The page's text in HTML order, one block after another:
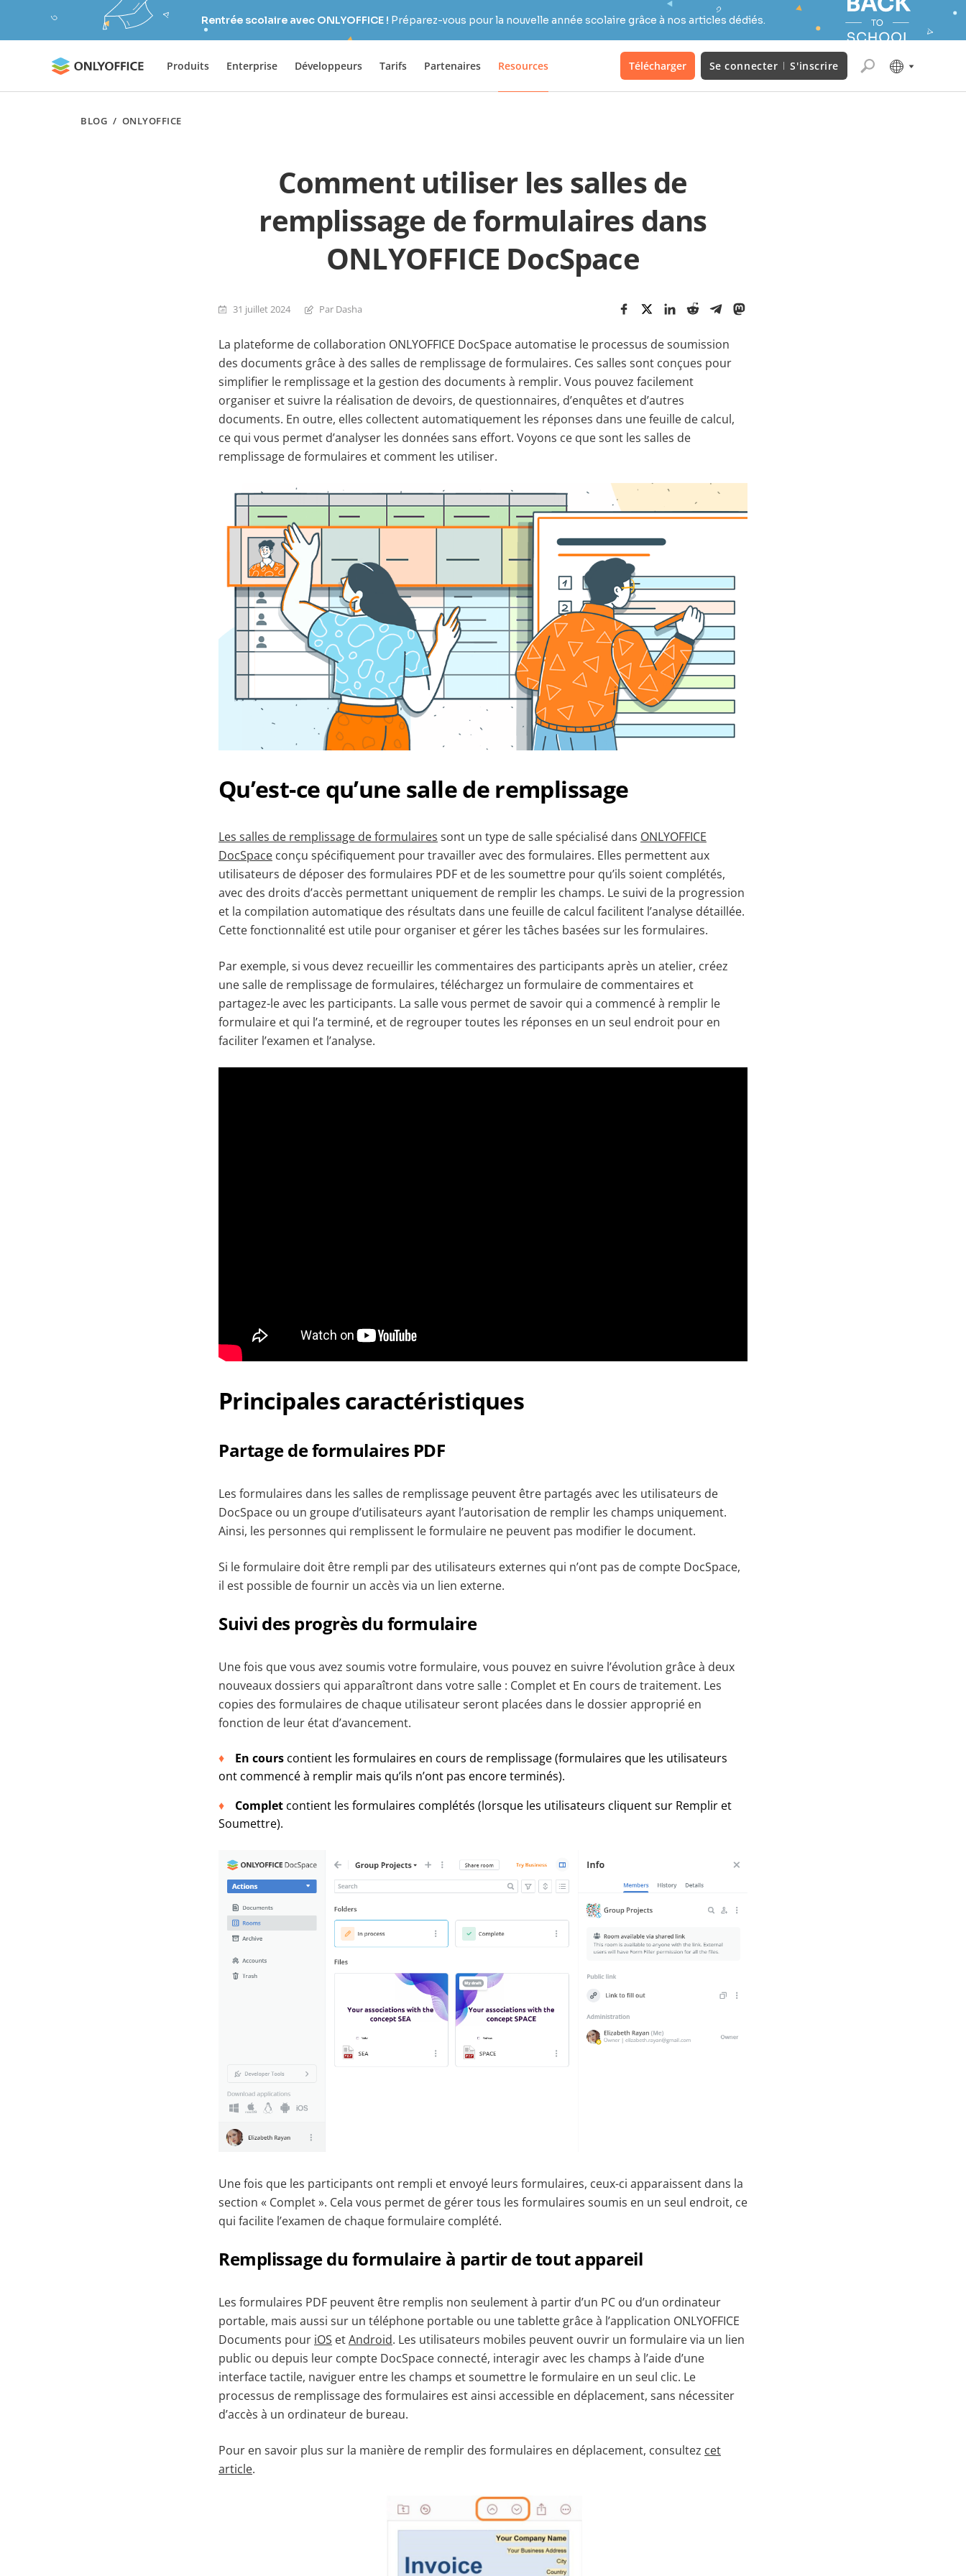
Rentrée scolaire avec ONLYOFFICE ! Préparez-vous pour la nouvelle année scolaire grâce à nos articles dédiés.
Produits Enterprise Développeurs Tarifs Partenaires Resources Télécharger Se connecter S'inscrire
BLOG / ONLYOFFICE
Comment utiliser les salles de
remplissage de formulaires dans
ONLYOFFICE DocSpace
31 juillet 2024 Par Dasha
La plateforme de collaboration ONLYOFFICE DocSpace automatise le processus de soumission
des documents grâce à des salles de remplissage de formulaires. Ces salles sont conçues pour
simplifier le remplissage et la gestion des documents à remplir. Vous pouvez facilement
organiser et suivre la réalisation de devoirs, de questionnaires, d’enquêtes et d’autres
documents. En outre, elles collectent automatiquement les réponses dans une feuille de calcul,
ce qui vous permet d’analyser les données sans effort. Voyons ce que sont les salles de
remplissage de formulaires et comment les utiliser.
Qu’est-ce qu’une salle de remplissage
Les salles de remplissage de formulaires sont un type de salle spécialisé dans ONLYOFFICE
DocSpace conçu spécifiquement pour travailler avec des formulaires. Elles permettent aux
utilisateurs de déposer des formulaires PDF et de les soumettre pour qu’ils soient complétés,
avec des droits d’accès permettant uniquement de remplir les champs. Le suivi de la progression
et la compilation automatique des résultats dans une feuille de calcul facilitent l’analyse détaillée.
Cette fonctionnalité est utile pour organiser et gérer les tâches basées sur les formulaires.
Par exemple, si vous devez recueillir les commentaires des participants après un atelier, créez
une salle de remplissage de formulaires, téléchargez un formulaire de commentaires et
partagez-le avec les participants. La salle vous permet de savoir qui a commencé à remplir le
formulaire et qui l’a terminé, et de regrouper toutes les réponses en un seul endroit pour en
faciliter l’examen et l’analyse.
Principales caractéristiques
Partage de formulaires PDF
Les formulaires dans les salles de remplissage peuvent être partagés avec les utilisateurs de
DocSpace ou un groupe d’utilisateurs ayant l’autorisation de remplir les champs uniquement.
Ainsi, les personnes qui remplissent le formulaire ne peuvent pas modifier le document.
Si le formulaire doit être rempli par des utilisateurs externes qui n’ont pas de compte DocSpace,
il est possible de fournir un accès via un lien externe.
Suivi des progrès du formulaire
Une fois que vous avez soumis votre formulaire, vous pouvez en suivre l’évolution grâce à deux
nouveaux dossiers qui apparaîtront dans votre salle : Complet et En cours de traitement. Les
copies des formulaires de chaque utilisateur seront placées dans le dossier approprié en
fonction de leur état d’avancement.
En cours contient les formulaires en cours de remplissage (formulaires que les utilisateurs
ont commencé à remplir mais qu’ils n’ont pas encore terminés).
Complet contient les formulaires complétés (lorsque les utilisateurs cliquent sur Remplir et
Soumettre).
Une fois que les participants ont rempli et envoyé leurs formulaires, ceux-ci apparaissent dans la
section « Complet ». Cela vous permet de gérer tous les formulaires soumis en un seul endroit, ce
qui facilite l’examen de chaque formulaire complété.
Remplissage du formulaire à partir de tout appareil
Les formulaires PDF peuvent être remplis non seulement à partir d’un PC ou d’un ordinateur
portable, mais aussi sur un téléphone portable ou une tablette grâce à l’application ONLYOFFICE
Documents pour iOS etAndroid. Les utilisateurs mobiles peuvent ouvrir un formulaire via un lien
public ou depuis leur compte DocSpace connecté, interagir avec les champs à l’aide d’une
interface tactile, naviguer entre les champs et soumettre le formulaire en un seul clic. Le
processus de remplissage des formulaires est ainsi accessible en déplacement, sans nécessiter
d’accès à un ordinateur de bureau.
Pour en savoir plus sur la manière de remplir des formulaires en déplacement, consultez cet
article.